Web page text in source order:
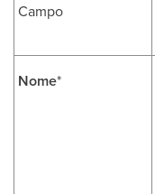
Campo
Nome*